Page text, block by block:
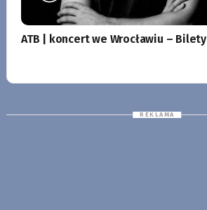
ATB | koncert we Wrocławiu – Bilety